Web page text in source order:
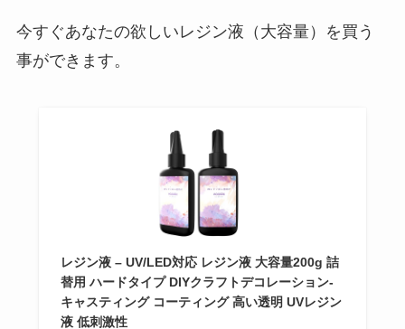
今すぐあなたの欲しいレジン液（大容量）を買う
事ができます。
レジン液 – UV/LED対応 レジン液 大容量200g 詰
替用 ハードタイプ DIYクラフトデコレーション-
キャスティング コーティング 高い透明 UVレジン
液 低刺激性